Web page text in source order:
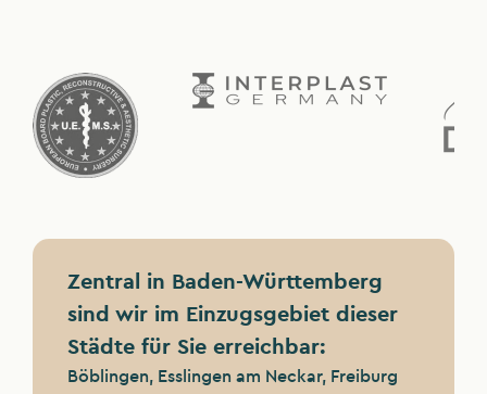
Zentral in Baden-Württemberg
sind wir im Einzugsgebiet dieser
Städte für Sie erreichbar:
Böblingen, Esslingen am Neckar, Freiburg